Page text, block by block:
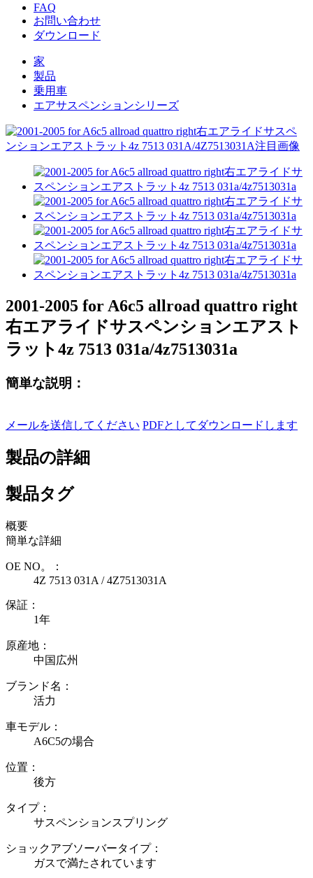
FAQ
お問い合わせ
ダウンロード
家
製品
乗用車
エアサスペンションシリーズ
2001-2005 for A6c5 allroad quattro right
右エアライドサスペンションエアスト
ラット4z 7513 031a/4z7513031a
簡単な説明：
メールを送信してください PDFとしてダウンロードします
製品の詳細
製品タグ
概要
簡単な詳細
OE NO。：
4Z 7513 031A / 4Z7513031A
保証：
1年
原産地：
中国広州
ブランド名：
活力
車モデル：
A6C5の場合
位置：
後方
タイプ：
サスペンションスプリング
ショックアブソーバータイプ：
ガスで満たされています